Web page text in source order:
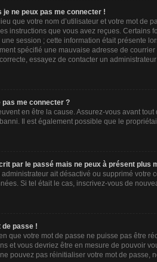
ne peux pas me connecter !
que votre nom d’utilisateur et votre mot de
instructions que vous avez reçues. Certains
session ; cette information était présente
spécifié une mauvaise adresse de
essayez de contacter un administrateur
pas me connecter ?
en être la cause. Assurez-vous avant
Il est également possible que le
par le passé mais ne peux à présent plus
administrateur ait désactivé ou supprimé
Si tel était le cas, inscrivez-vous de
de passe !
que votre mot de passe ne puisse pas être
et vous devriez être en mesure de pouvoir
pouvez pas réinitialiser votre mot de passe,